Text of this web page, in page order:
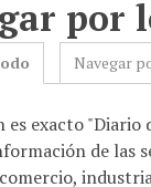
por
Navegar
es exacto
de las